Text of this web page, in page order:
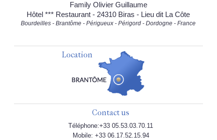
Family Olivier Guillaume
Hôtel *** Restaurant - 24310 Biras - Lieu dit La Côte
Bourdeilles - Brantôme - Périgueux - Périgord - Dordogne - France
Location
Contact us
Téléphone:+33 05.53.03.70.11
Mobile: +33 06.17.52.15.94